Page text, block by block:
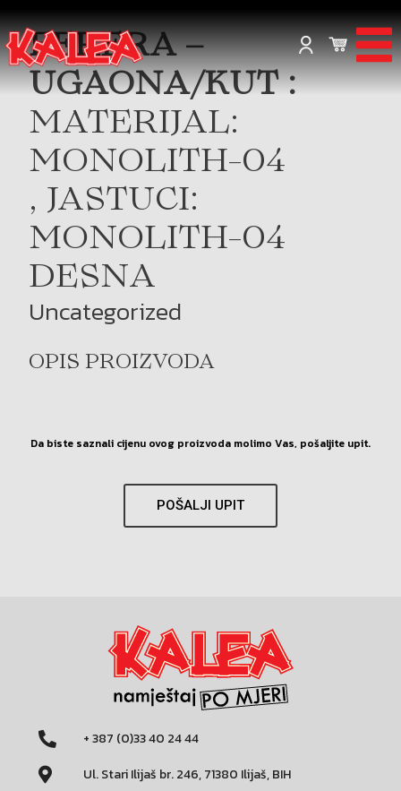
FERERA –
UGAONA/KUT :
MATERIJAL:
MONOLITH-04
, JASTUCI:
MONOLITH-04
DESNA
Uncategorized
OPIS PROIZVODA
Da biste saznali cijenu ovog proizvoda molimo Vas, pošaljite upit.
POŠALJI UPIT
+ 387 (0)33 40 24 44
Ul. Stari Ilijaš br. 246, 71380 Ilijaš, BIH